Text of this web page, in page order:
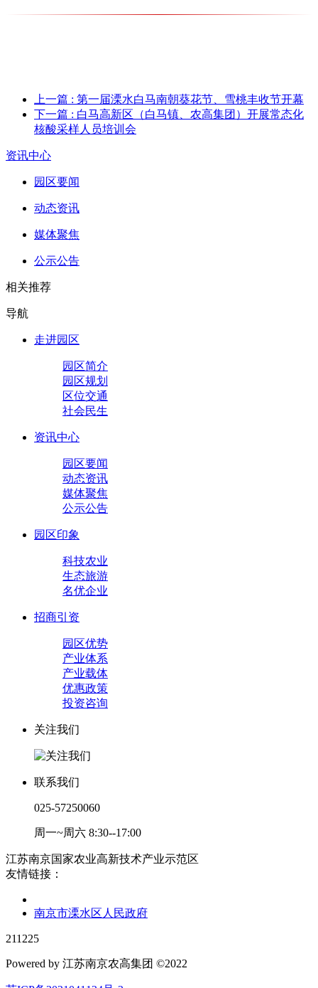
上一篇 : 第一届溧水白马南朝葵花节、雪桃丰收节开幕
下一篇 : 白马高新区（白马镇、农高集团）开展常态化
核酸采样人员培训会
资讯中心
园区要闻
动态资讯
媒体聚焦
公示公告
相关推荐
导航
走进园区
园区简介
园区规划
区位交通
社会民生
资讯中心
园区要闻
动态资讯
媒体聚焦
公示公告
园区印象
科技农业
生态旅游
名优企业
招商引资
园区优势
产业体系
产业载体
优惠政策
投资咨询
关注我们
联系我们
025-57250060
周一~周六 8:30--17:00
江苏南京国家农业高新技术产业示范区
友情链接：
南京市溧水区人民政府
211225
Powered by 江苏南京农高集团 ©2022